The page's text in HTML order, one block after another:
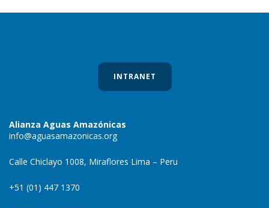
INTRANET
Alianza Aguas Amazónicas
info@aguasamazonicas.org
Calle Chiclayo 1008, Miraflores Lima – Peru
+51 (01) 447 1370